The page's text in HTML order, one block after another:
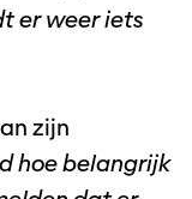
er weer iets
zijn
hoe belangrijk